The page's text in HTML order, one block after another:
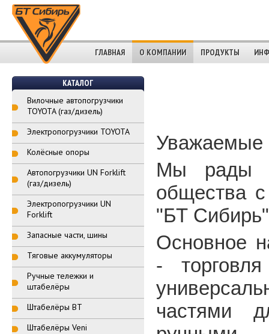
ГЛАВНАЯ О КОМПАНИИ ПРОДУКТЫ
КАТАЛОГ
Вилочные автопогрузчики
TOYOTA (газ/дизель)
Электропогрузчики TOYOTA
Колёсные опоры
Автопогрузчики UN Forklift
(газ/дизель)
Электропогрузчики UN
Forklift
Запасные части, шины
Тяговые аккумуляторы
Ручные тележки и
штабелёры
Штабелёры BT
Штабелёры Veni
Уважаемые
Мы рады
общества с
"БТ
Основное
-
частями